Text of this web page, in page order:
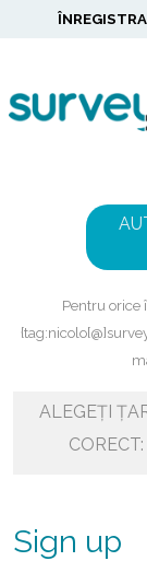
Pentru orice
ALEGEȚI
CORECT:
Sign up